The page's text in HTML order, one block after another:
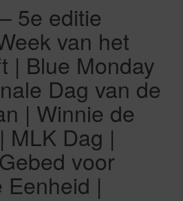
5e editie
van het
| Blue Monday
Dag van de
| Winnie de
MLK Dag |
voor
Eenheid |